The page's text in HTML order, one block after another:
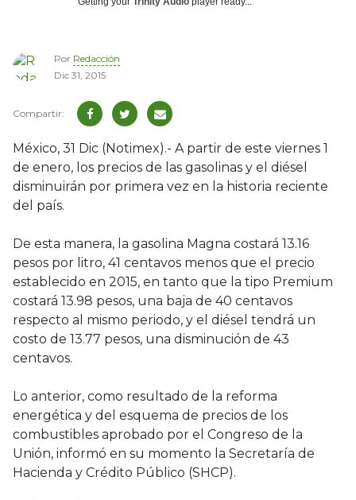
Por Redacción
Dic 31, 2015
México, 31 Dic (Notimex).- A partir de este viernes 1
de enero, los precios de las gasolinas y el diésel
disminuirán por primera vez en la historia reciente
del país.
De esta manera, la gasolina Magna costará 13.16
pesos por litro, 41 centavos menos que el precio
establecido en 2015, en tanto que la tipo Premium
costará 13.98 pesos, una baja de 40 centavos
respecto al mismo periodo, y el diésel tendrá un
costo de 13.77 pesos, una disminución de 43
centavos.
Lo anterior, como resultado de la reforma
energética y del esquema de precios de los
combustibles aprobado por el Congreso de la
Unión, informó en su momento la Secretaría de
Hacienda y Crédito Público (SHCP).